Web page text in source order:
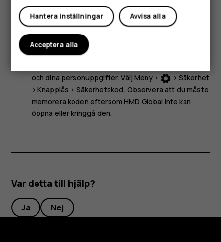
Vissa tillbehör som nämns i denna användarhandbok, till
exempel laddare, headset och datakabel, kanske säljs
separat.
Obs!Du kan ställa in telefonen så att den frågar
och dina personuppgifter. VäljMeny> > Säkerhet
>Knapplås > Säkerhetskod. Observera att du måste
memorera koden eftersom HMD Global inte kan
öppna eller kringgå den.
Var detta till hjälp?
Ja Nej
Avvisa alla
Hantera inställningar
Acceptera alla